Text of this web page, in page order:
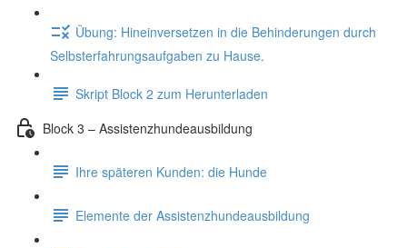
Übung: Hineinversetzen in die Behinderungen durch
Selbsterfahrungsaufgaben zu Hause.
Skript Block 2 zum Herunterladen
Block 3 – Assistenzhundeausbildung
Ihre späteren Kunden: die Hunde
Elemente der Assistenzhundeausbildung